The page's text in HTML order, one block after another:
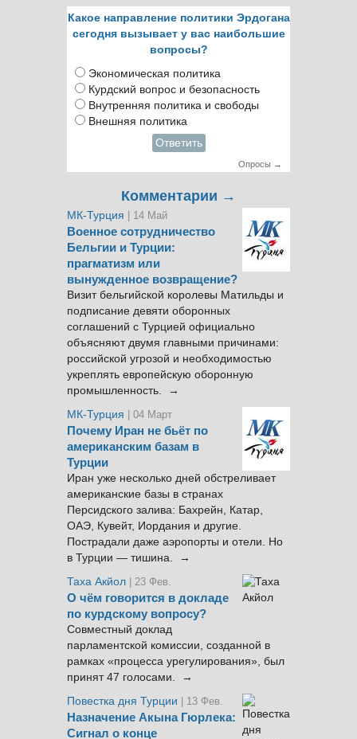
Какое направление политики Эрдогана
сегодня вызывает у вас наибольшие
вопросы?
Экономическая политика
Курдский вопрос и безопасность
Внутренняя политика и свободы
Внешняя политика
Ответить
Опросы →
Комментарии →
МК-Турция | 14 Май
Военное сотрудничество
Бельгии и Турции:
прагматизм или
вынужденное возвращение?
Визит бельгийской королевы Матильды и
подписание девяти оборонных
соглашений с Турцией официально
объясняют двумя главными причинами:
российской угрозой и необходимостью
укреплять европейскую оборонную
промышленность. →
МК-Турция
| 04 Март
Почему Иран не бьёт по
американским базам в
Турции
Иран уже несколько дней обстреливает
американские базы в странах
Персидского залива: Бахрейн, Катар,
ОАЭ, Кувейт, Иордания и другие.
Пострадали даже аэропорты и отели. Но
в Турции — тишина. →
Таха Акйол | 23 Фев.
О чём говорится в докладе
по курдскому вопросу?
Совместный доклад
парламентской комиссии, созданной в
рамках «процесса урегулирования», был
принят 47 голосами. →
Повестка дня Турции
| 13 Фев.
Назначение Акына Гюрлека:
Сигнал о конце